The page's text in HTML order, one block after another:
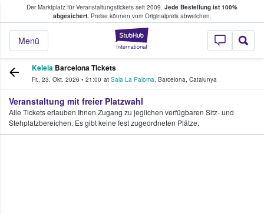
Der Marktplatz für Veranstaltungstickets seit 2009. Jede Bestellung ist 100%
abgesichert.Preise können vom Originalpreis abweichen.
StubHub - Wo
Menü
Tickets kaufen & verkaufen
Kelela Barcelona Tickets
Fr., 23. Okt. 2026 • 21:00 at Sala La Paloma, Barcelona, Catalunya
Veranstaltung mit freier Platzwahl
Alle Tickets erlauben Ihnen Zugang zu jeglichen verfügbaren Sitz- und
Stehplatzbereichen. Es gibt keine fest zugeordneten Plätze.